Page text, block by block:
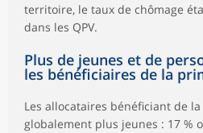
territoire, le taux de chômage
dans les QPV.
Plus de jeunes et de
les bénéficiaires de la
Les allocataires bénéficiant de
globalement plus jeunes : 17 %